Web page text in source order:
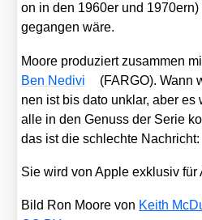
on in den 1960er und
gegan­gen wäre.
Moo­re pro­du­ziert zusam­men
Ben Nedi­vi
(FARGO). Wann
nen ist bis dato unklar, aber
alle in den Genuss der Serie
das ist die schlech­te Nach­richt:
Sie wird von Apple exklu­siv für
Bild Ron Moo­re von Keith